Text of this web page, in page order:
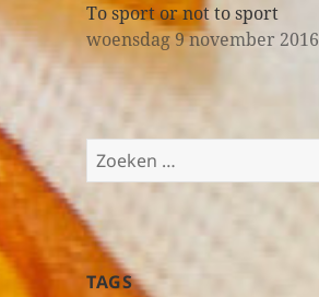
To sport or not to sport
woensdag 9 november 2016
Z
o
k
e
n
TAGS